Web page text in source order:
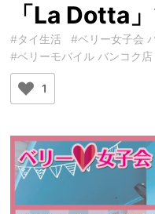
「La Dotta
#タイ生活
#ベリー女子会
#ベリーモバイル バンコク店
1